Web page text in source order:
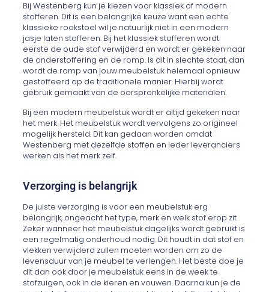
Bij Westenberg kun je kiezen voor klassiek of modern
stofferen. Dit is een belangrijke keuze want een echte
klassieke rookstoel wil je natuurlijk niet in een modern
jasje laten stofferen. Bij het klassiek stofferen wordt
eerste de oude stof verwijderd en wordt er gekeken naar
de onderstoffering en de romp. Is dit in slechte staat, dan
wordt de romp van jouw meubelstuk helemaal opnieuw
gestoffeerd op de traditionele manier. Hierbij wordt
gebruik gemaakt van de oorspronkelijke materialen.
Bij een modern meubelstuk wordt er altijd gekeken naar
het merk. Het meubelstuk wordt vervolgens zo origineel
mogelijk hersteld. Dit kan gedaan worden omdat
Westenberg met dezelfde stoffen en leder leveranciers
werken als het merk zelf.
Verzorging is belangrijk
De juiste verzorging is voor een meubelstuk erg
belangrijk, ongeacht het type, merk en welk stof erop zit.
Zeker wanneer het meubelstuk dagelijks wordt gebruikt is
een regelmatig onderhoud nodig. Dit houdt in dat stof en
vlekken verwijderd zullen moeten worden om zo de
levensduur van je meubel te verlengen. Het beste doe je
dit dan ook door je meubelstuk eens in de week te
stofzuigen, ook in de kieren en vouwen. Daarna kun je de